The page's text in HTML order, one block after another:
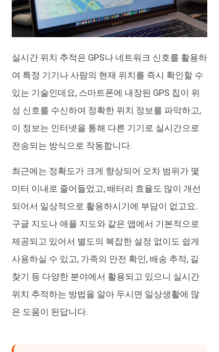
실시간 위치 추적은 GPS나 네트워크 신호를 활용하
여 특정 기기나 사람의 현재 위치를 즉시 확인할 수
있는 기술인데요, 스마트폰에 내장된 GPS 칩이 위
성 신호를 수신하여 정확한 위치 정보를 파악하고,
이 정보는 인터넷을 통해 다른 기기로 실시간으로
전송되는 방식으로 작동합니다.
최근에는 정확도가 크게 향상되어 오차 범위가 몇
미터 이내로 줄어들었고, 배터리 효율도 많이 개선
되어서 일상적으로 활용하시기에 부담이 없고요.
구글 지도나 애플 지도와 같은 앱에서 기본적으로
제공되고 있어서 별도의 복잡한 설정 없이도 쉽게
사용하실 수 있고, 가족의 안전 확인, 배송 추적, 길
찾기 등 다양한 분야에서 활용되고 있으니 실시간
위치 추적하는 방법을 알아 두시면 일상생활에 많
은 도움이 된답니다.